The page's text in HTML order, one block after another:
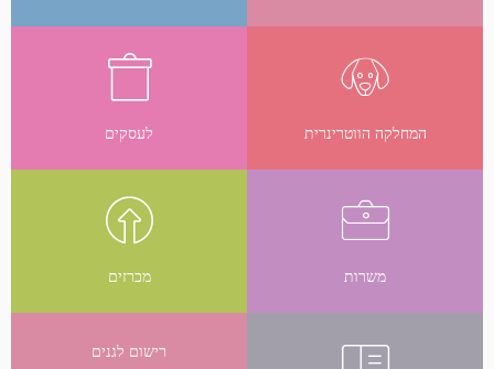
המחלקה הווטרינרית לעסקים
משרות מכרזים
רישום לגנים